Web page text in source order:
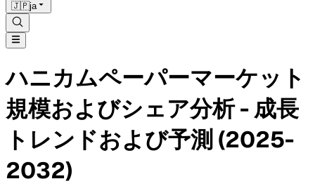
🇯🇵ja
ハニカムペーパーマーケット
規模およびシェア分析 - 成長
トレンドおよび予測 (2025-
2032)